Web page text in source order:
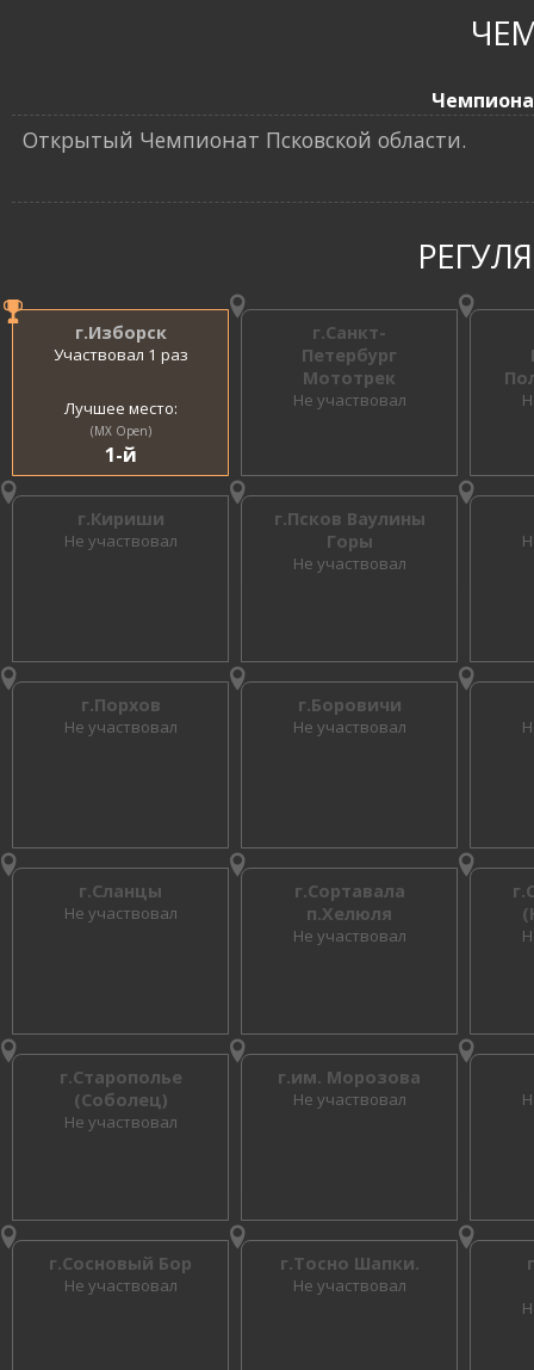
Открытый Чемпионат Псковской области.
г.Изборск
Участвовал 1 раз
Лучшее место:
(MX Open)
1-й
г.Санкт-
Петербург
Мототрек
Не участвовал
г.Кириши
Не участвовал
г.Псков Ваулины
Горы
Не участвовал
г.Порхов
Не участвовал
г.Боровичи
Не участвовал
г.Сланцы
Не участвовал
г.Сортавала
п.Хелюля
Не участвовал
г.Старополье
(Соболец)
Не участвовал
г.им. Морозова
Не участвовал
г.Сосновый Бор
Не участвовал
г.Тосно Шапки.
Не участвовал